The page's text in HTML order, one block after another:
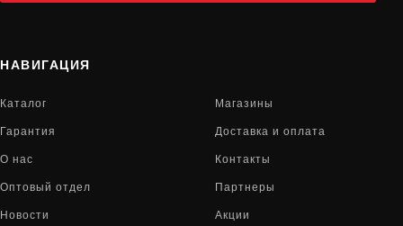
НАВИГАЦИЯ
Каталог Магазины
Гарантия Доставка и оплата
О нас Контакты
Оптовый отдел Партнеры
Новости Акции